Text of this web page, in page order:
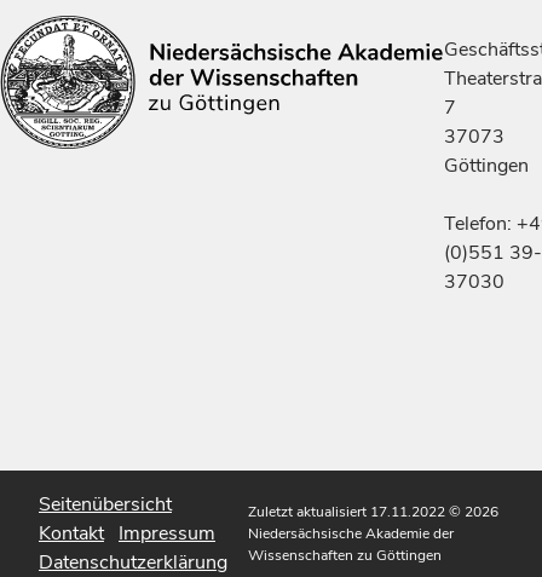
7
37073
Göttingen
Telefon:
(0)551 39-
37030
Seitenübersicht
Kontakt Impressum
Datenschutzerklärung
Zuletzt aktualisiert 17.11.2022© 2026
Niedersächsische Akademie der
Wissenschaften zu Göttingen